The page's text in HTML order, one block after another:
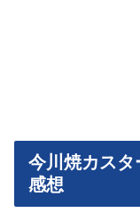
今川焼カス
感想